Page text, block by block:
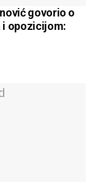
govorio o
i opozicijom: